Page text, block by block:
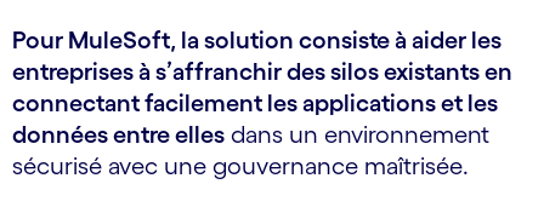
Pour MuleSoft, la solution consiste à aider les
entreprises à s’affranchir des silos existants en
connectant facilement les applications et les
données entre elles dans un environnement
sécurisé avec une gouvernance maîtrisée.